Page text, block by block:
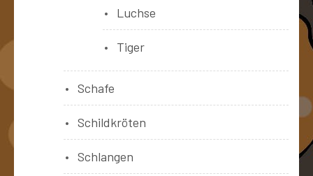
Luchse
Tiger
Schafe
Schildkröten
Schlangen